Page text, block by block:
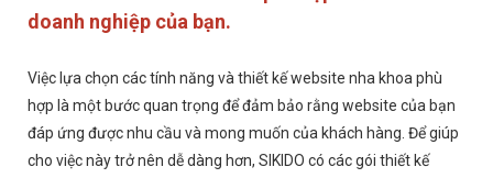
doanh nghiệp của bạn.
Việc lựa chọn các tính năng và thiết kế website nha khoa phù
hợp là một bước quan trọng để đảm bảo rằng website của bạn
đáp ứng được nhu cầu và mong muốn của khách hàng. Để giúp
cho việc này trở nên dễ dàng hơn, SIKIDO có các gói thiết kế